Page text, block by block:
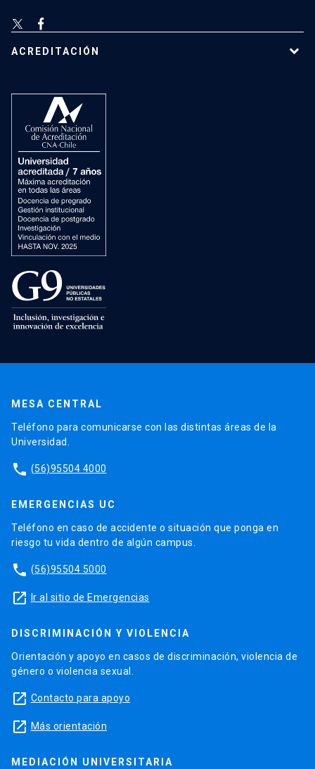
ACREDITACIÓN
MESA CENTRAL
Teléfono para comunicarse con las distintas áreas de la
Universidad.
phone (56)95504 4000
EMERGENCIAS UC
Teléfono en caso de accidente o situación que ponga en
riesgo tu vida dentro de algún campus.
phone (56)95504 5000
launch Ir al sitio de Emergencias
DISCRIMINACIÓN Y VIOLENCIA
Orientación y apoyo en casos de discriminación, violencia de
género o violencia sexual.
launch Contacto para apoyo
launch Más orientación
MEDIACIÓN UNIVERSITARIA